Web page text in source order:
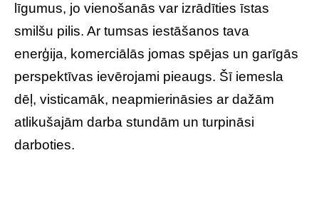
līgumus, jo vienošanās var izrādīties īstas
smilšu pilis. Ar tumsas iestāšanos tava
enerģija, komerciālās jomas spējas un garīgās
perspektīvas ievērojami pieaugs. Šī iemesla
dēļ, visticamāk, neapmierināsies ar dažām
atlikušajām darba stundām un turpināsi
darboties.